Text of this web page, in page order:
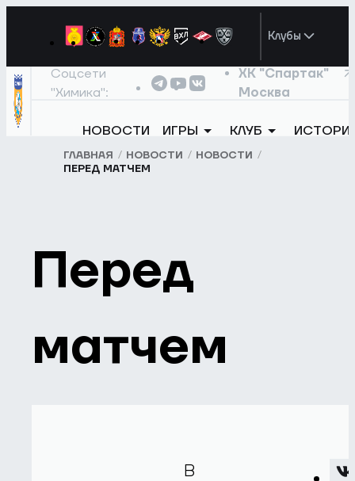
Клубы
Соцсети
"Химика":
ХК "Спартак"
Москва
НОВОСТИ ИГРЫ КЛУБ
ГЛАВНАЯ НОВОСТИ
НОВОСТИ
ПЕРЕД МАТЧЕМ
Перед
матчем
В